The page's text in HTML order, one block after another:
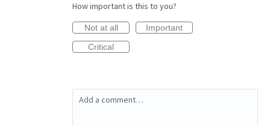
How important is this to you?
Not at all
Important
Critical
Add a comment…